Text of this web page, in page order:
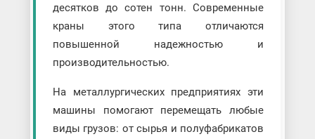
десятков до сотен тонн. Современные
краны этого типа отличаются
повышенной надежностью и
производительностью.
На металлургических предприятиях эти
машины помогают перемещать любые
виды грузов: от сырья и полуфабрикатов